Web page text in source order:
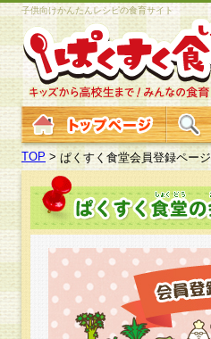
子供向けかんたんレシピの食育サイト
TOP >ぱくすく食堂会員登録ページ